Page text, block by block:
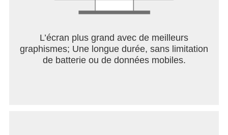
L’écran plus grand avec de meilleurs
graphismes; Une longue durée, sans limitation
de batterie ou de données mobiles.